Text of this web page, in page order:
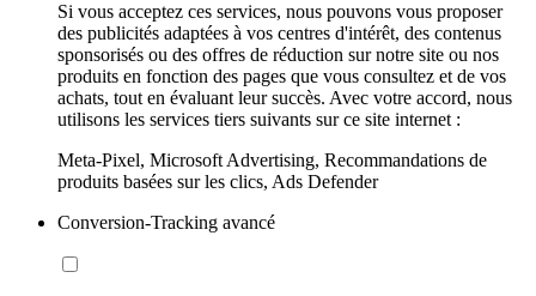
Si vous acceptez ces services, nous pouvons vous proposer
des publicités adaptées à vos centres d'intérêt, des contenus
sponsorisés ou des offres de réduction sur notre site ou nos
produits en fonction des pages que vous consultez et de vos
achats, tout en évaluant leur succès. Avec votre accord, nous
utilisons les services tiers suivants sur ce site internet :
Meta-Pixel, Microsoft Advertising, Recommandations de
produits basées sur les clics, Ads Defender
Conversion-Tracking avancé